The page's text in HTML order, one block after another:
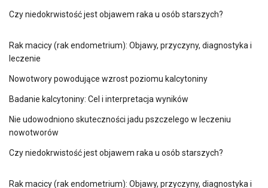
Czy niedokrwistość jest objawem raka u osób starszych?
Rak macicy (rak endometrium): Objawy, przyczyny, diagnostyka i
leczenie
Nowotwory powodujące wzrost poziomu kalcytoniny
Badanie kalcytoniny: Cel i interpretacja wyników
Nie udowodniono skuteczności jadu pszczelego w leczeniu
nowotworów
Czy niedokrwistość jest objawem raka u osób starszych?
Rak macicy (rak endometrium): Objawy, przyczyny, diagnostyka i